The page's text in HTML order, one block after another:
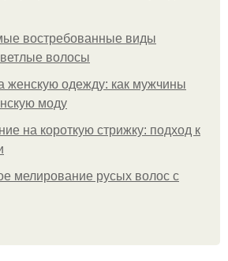
востребованные виды
волосы
женскую одежду: как мужчины
моду
на короткую стрижку: подход к
мелирование русых волос с